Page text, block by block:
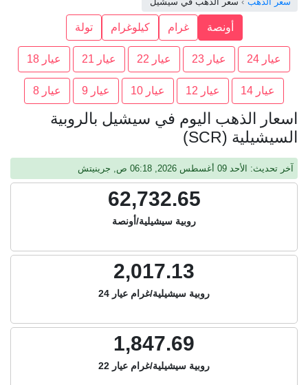
أونصة غرام كيلوغرام تولة
عيار 24 عيار 23 عيار 22 عيار 21 عيار 18
عيار 14 عيار 12 عيار 10 عيار 9 عيار 8
اسعار الذهب اليوم في سيشيل بالروبية
السيشيلية (SCR)
آخر تحديث: الأحد 09 أغسطس 2026, 06:18 ص, جرينيتش
62,732.65
روبية سيشيلية/أونصة
2,017.13
روبية سيشيلية/غرام عيار 24
1,847.69
روبية سيشيلية/غرام عيار 22